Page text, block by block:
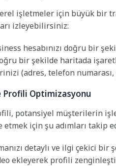
işletmeler için büyük bir
izleyebilirsiniz:
hesabınızı doğru bir
bir şekilde haritada
(adres, telefon numarası,
Profili Optimizasyonu
potansiyel müşterilerin
için şu adımları takip
detaylı ve ilgi çekici bir
ekleyerek profili